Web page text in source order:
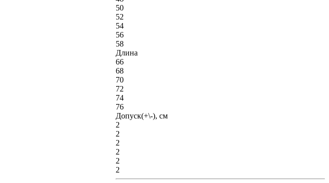
50
52
54
56
58
Длина
66
68
70
72
74
76
Допуск(+\-), см
2
2
2
2
2
2